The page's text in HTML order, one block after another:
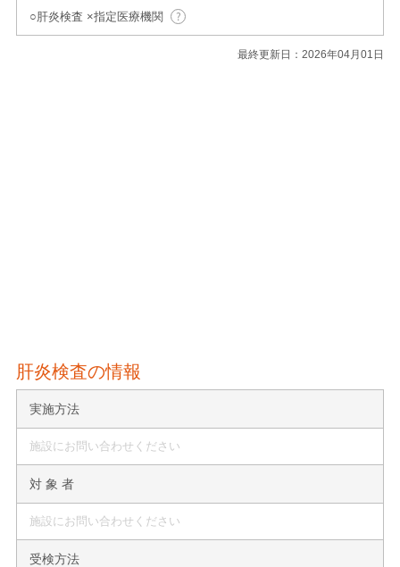
○肝炎検査 ×指定医療機関
最終更新日：2026年04月01日
肝炎検査の情報
実施方法
施設にお問い合わせください
対 象 者
施設にお問い合わせください
受検方法